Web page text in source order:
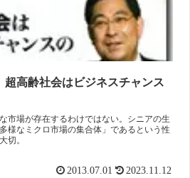
超高齢社会はビジネスチャンス
市場が存在するわけではない。シニアの生
様なミクロ市場の集合体」であるという性
切。
2013.07.01 2023.11.12